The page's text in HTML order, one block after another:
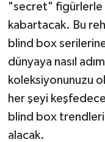
"secret" figürlerle
kabartacak. Bu
blind box
dünyaya nasıl
koleksiyonunuzu
her şeyi
blind box trendleri
alacak.